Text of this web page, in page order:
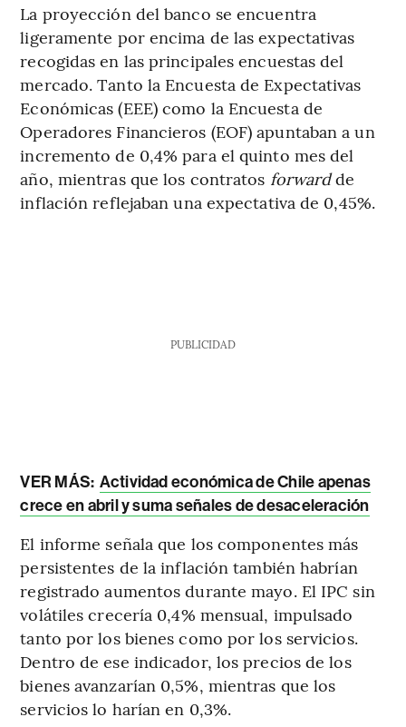
La proyección del banco se encuentra
ligeramente por encima de las expectativas
recogidas en las principales encuestas del
mercado. Tanto la Encuesta de Expectativas
Económicas (EEE) como la Encuesta de
Operadores Financieros (EOF) apuntaban a un
incremento de 0,4% para el quinto mes del
año, mientras que los contratos forwardde
inflación reflejaban una expectativa de 0,45%.
PUBLICIDAD
VER MÁS: Actividad económica de Chile apenas
crece en abril y suma señales de desaceleración
El informe señala que los componentes más
persistentes de la inflación también habrían
registrado aumentos durante mayo. El IPC sin
volátiles crecería 0,4% mensual, impulsado
tanto por los bienes como por los servicios.
Dentro de ese indicador, los precios de los
bienes avanzarían 0,5%, mientras que los
servicios lo harían en 0,3%.